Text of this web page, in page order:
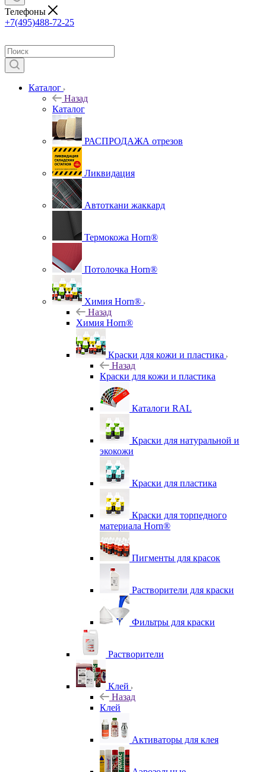
Телефоны
+7(495)488-72-25
Каталог
Назад
Каталог
РАСПРОДАЖА отрезов
Ликвидация
Автоткани жаккард
Термокожа Horn®
Потолочка Horn®
Химия Horn®
Назад
Химия Horn®
Краски для кожи и пластика
Назад
Краски для кожи и пластика
Каталоги RAL
Краски для натуральной и
экокожи
Краски для пластика
Краски для торпедного
материала Horn®
Пигменты для красок
Растворители для краски
Фильтры для краски
Растворители
Клей
Назад
Клей
Активаторы для клея